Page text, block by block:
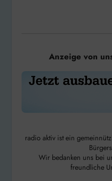
Anzeige von
radio aktiv ist ein
Wir bedanken uns bei
freundliche